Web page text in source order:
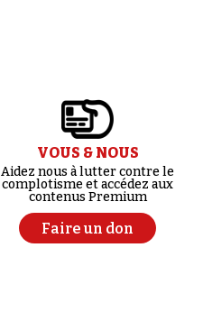
VOUS & NOUS
Aidez nous à lutter contre le
complotisme et accédez aux
contenus Premium
Faire un don